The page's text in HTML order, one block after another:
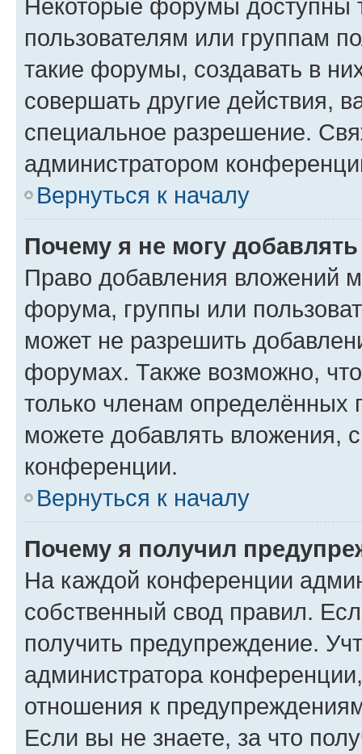
Некоторые форумы доступны
пользователям или группам
такие форумы, создавать в
совершать другие действия,
специальное разрешение.
администратором
Вернуться к началу
Почему я не могу
Право добавления вложений
форума, группы или
может не разрешить
форумах. Также возможно,
только членам определённых
можете добавлять вложения,
конференции.
Вернуться к началу
Почему я получил
На каждой конференции
собственный свод правил.
получить предупреждение.
администратора
отношения к
Если вы не знаете, за что